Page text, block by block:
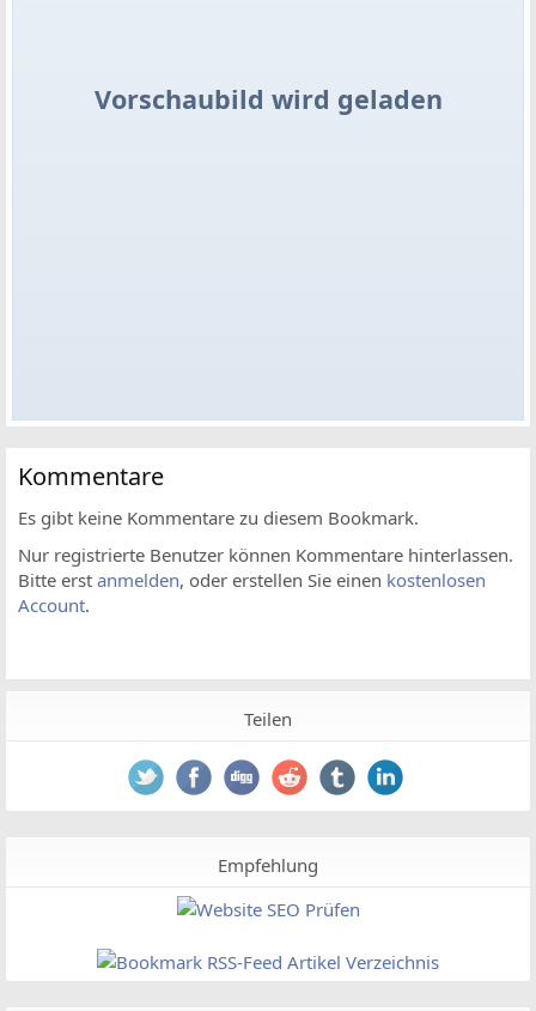
Vorschaubild wird geladen
Kommentare
Es gibt keine Kommentare zu diesem Bookmark.
Nur registrierte Benutzer können Kommentare hinterlassen.
Bitte erst anmelden, oder erstellen Sie einen kostenlosen
Account.
Teilen
Empfehlung